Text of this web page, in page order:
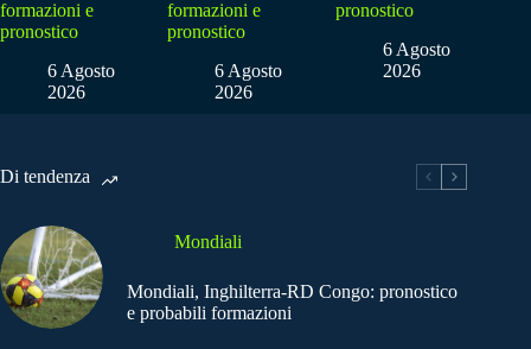
formazioni e
pronostico
6 Agosto
2026
formazioni e
pronostico
6 Agosto
2026
pronostico
6 Agosto
2026
Di tendenza
Mondiali
Mondiali, Inghilterra-RD Congo: pronostico
e probabili formazioni